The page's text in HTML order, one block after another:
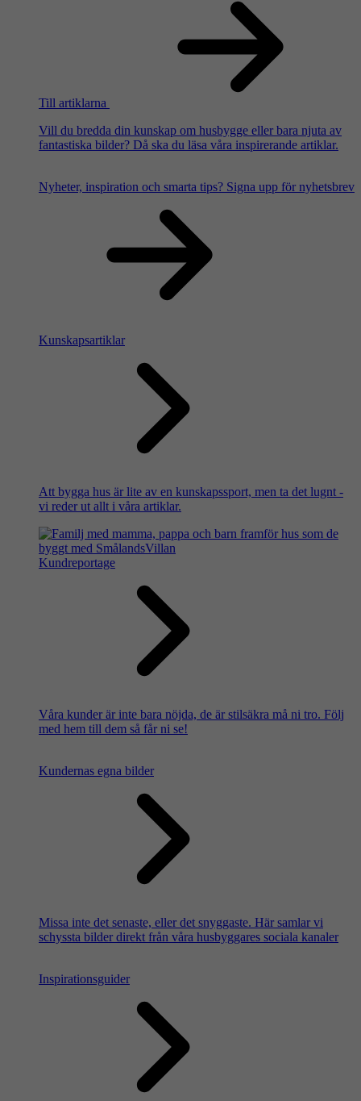
Till artiklarna
Vill du bredda din kunskap om husbygge eller bara njuta av
fantastiska bilder? Då ska du läsa våra inspirerande artiklar.
Nyheter, inspiration och smarta tips? Signa upp för nyhetsbrev
Kunskapsartiklar
Att bygga hus är lite av en kunskapssport, men ta det lugnt -
vi reder ut allt i våra artiklar.
Kundreportage
Våra kunder är inte bara nöjda, de är stilsäkra må ni tro. Följ
med hem till dem så får ni se!
Kundernas egna bilder
Missa inte det senaste, eller det snyggaste. Här samlar vi
schyssta bilder direkt från våra husbyggares sociala kanaler
Inspirationsguider